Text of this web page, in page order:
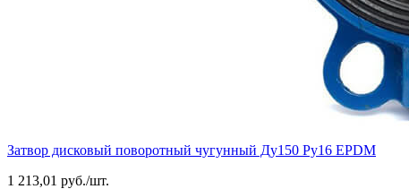
Затвор дисковый поворотный чугунный Ду150 Ру16 EPDM
1 213,01 руб./шт.